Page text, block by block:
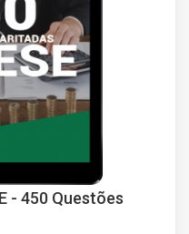
- 450 Questões